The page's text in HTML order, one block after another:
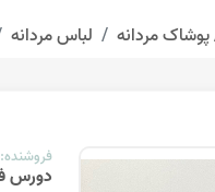
پوشاک مردانه لباس مردانه
فروشنده:
دورس